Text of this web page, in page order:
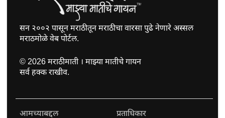
सन २००२ पासून मराठीतून मराठीचा वारसा पुढे नेणारे अस्सल
मराठमोळे वेब पोर्टल.
© 2026मराठीमाती । माझ्या मातीचे गायन
सर्व हक्क राखीव.
आमच्याबद्दल प्रताधिकार